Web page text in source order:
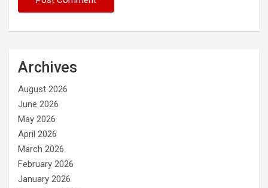
Archives
August 2026
June 2026
May 2026
April 2026
March 2026
February 2026
January 2026